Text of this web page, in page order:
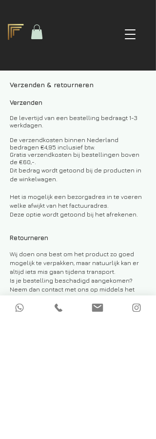
Verzenden & retourneren
Verzenden
De levertijd van een bestelling bedraagt 1-3
werkdagen.
De verzendkosten binnen Nederland
bedragen €4,95 inclusief btw.
Gratis verzendkosten bij bestellingen boven
de €60,-.
Dit bedrag wordt getoond bij de producten in
de winkelwagen.
Het is mogelijk een bezorgadres in te voeren
welke afwijkt van het factuuradres.
Deze optie wordt getoond bij het afrekenen.
Retourneren
Wij doen ons best om het product zo goed
mogelijk te verpakken, maar natuurlijk kan er
altijd iets mis gaan tijdens transport.
Is je bestelling beschadigd aangekomen?
Neem dan contact met ons op middels het
info@formafitlife.com
. Dan zoeken wij een